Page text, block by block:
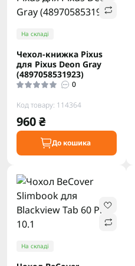
На складі
Чехол-книжка Pixus
для Pixus Deon Gray
(4897058531923)
0
Код товару: 114364
960 ₴
До кошика
На складі